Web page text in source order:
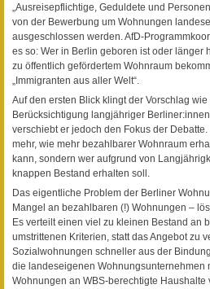
„Ausreisepflichtige, Geduldete und
von der Bewerbung um Wohnungen
ausgeschlossen werden. AfD-
es so: Wer in Berlin geboren ist oder länger
zu öffentlich gefördertem Wohnraum
„Immigranten aus aller Welt“.
Auf den ersten Blick klingt der Vorschlag
Berücksichtigung langjähriger
verschiebt er jedoch den Fokus der
mehr, wie mehr bezahlbarer Wohnraum
kann, sondern wer aufgrund von
knappen Bestand erhalten soll.
Das eigentliche Problem der Berliner
Mangel an bezahlbaren (!) Wohnungen –
Es verteilt einen viel zu kleinen Bestand an
umstrittenen Kriterien, statt das Angebot zu
Sozialwohnungen schneller aus der
die landeseigenen Wohnungsunternehmen
Wohnungen an WBS-berechtigte Haushalte